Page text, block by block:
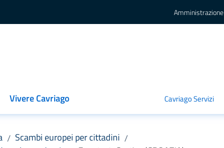
Amministrazione
Vivere Cavriago Cavriago Servizi
/ Scambi europei per cittadini /